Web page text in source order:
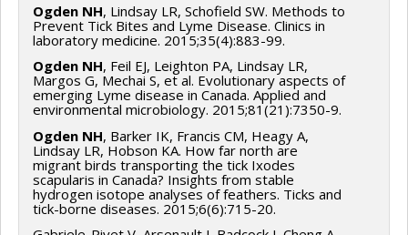
Ogden NH, Lindsay LR, Schofield SW. Methods to
Prevent Tick Bites and Lyme Disease. Clinics in
laboratory medicine. 2015;35(4):883-99.
Ogden NH, Feil EJ, Leighton PA, Lindsay LR,
Margos G, Mechai S, et al. Evolutionary aspects of
emerging Lyme disease in Canada. Applied and
environmental microbiology. 2015;81(21):7350-9.
Ogden NH, Barker IK, Francis CM, Heagy A,
Lindsay LR, Hobson KA. How far north are
migrant birds transporting the tick Ixodes
scapularis in Canada? Insights from stable
hydrogen isotope analyses of feathers. Ticks and
tick-borne diseases. 2015;6(6):715-20.